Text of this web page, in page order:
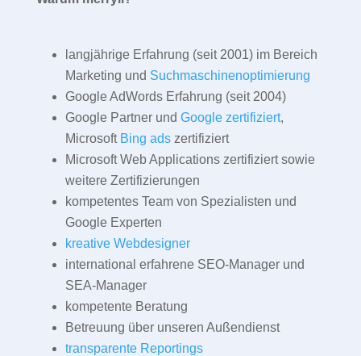
langjährige Erfahrung (seit 2001) im Bereich
Marketing und Suchmaschinenoptimierung
Google AdWords Erfahrung (seit 2004)
Google Partner und Google zertifiziert,
Microsoft Bing adszertifiziert
Microsoft Web Applications zertifiziert sowie
weitere Zertifizierungen
kompetentes Team von Spezialisten und
Google Experten
kreative Webdesigner
international erfahrene SEO-Manager und
SEA-Manager
kompetente Beratung
Betreuung über unseren Außendienst
transparente Reportings